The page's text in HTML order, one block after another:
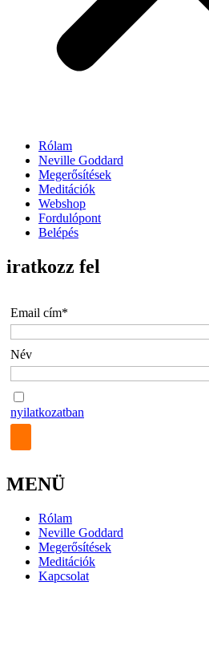
Rólam
Neville Goddard
Megerősítések
Meditációk
Webshop
Fordulópont
Belépés
iratkozz fel
Email cím*
Név
nyilatkozatban
MENÜ
Rólam
Neville Goddard
Megerősítések
Meditációk
Kapcsolat